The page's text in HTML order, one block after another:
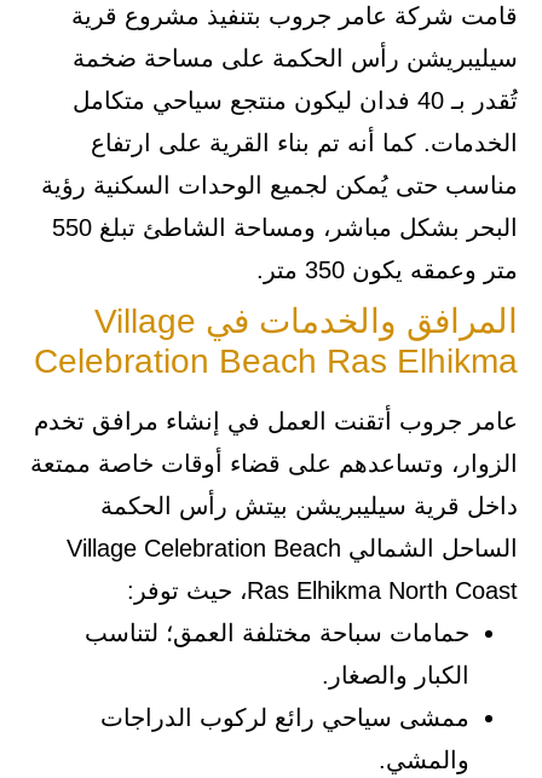
قامت شركة عامر جروب بتنفيذ مشروع قرية
سيليبريشن رأس الحكمة على مساحة ضخمة
تُقدر بـ 40 فدان ليكون منتجع سياحي متكامل
الخدمات. كما أنه تم بناء القرية على ارتفاع
مناسب حتى يُمكن لجميع الوحدات السكنية رؤية
البحر بشكل مباشر، ومساحة الشاطئ تبلغ 550
متر وعمقه يكون 350 متر.
المرافق والخدمات في Village
Celebration Beach Ras Elhikma
عامر جروب أتقنت العمل في إنشاء مرافق تخدم
الزوار، وتساعدهم على قضاء أوقات خاصة ممتعة
داخل قرية سيليبريشن بيتش رأس الحكمة
الساحل الشمالي Village Celebration Beach
Ras Elhikma North Coast، حيث توفر:
حمامات سباحة مختلفة العمق؛ لتناسب
الكبار والصغار.
ممشى سياحي رائع لركوب الدراجات
والمشي.